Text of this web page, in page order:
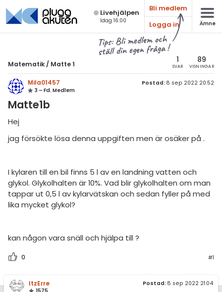
Live­hjälpen
Idag 16:00
Bli medlem
Logga in
Ämne
Tips: Bli medlem och
ställ din egen fråga !
Matematik / Matte 1 1
SVAR
89
VISNINGAR
Mila01457
3 – Fd. Medlem
Postad: 8 sep 2022 20:52
Matte1b
Hej
jag försökte lösa denna uppgiften men är osäker på .
I kylaren till en bil finns 5 l av en landning vatten och
glykol. Glykolhalten är 10%. Vad blir glykolhalten om man
tappar ut 0,5 l av kylarvätskan och sedan fyller på med
lika mycket glykol?
kan någon vara snäll och hjälpa till ?
0 #1
ItzErre Postad: 8 sep 2022 21:04
Alla ämnen
Alla trådar
7
Matematik
Matte 1
Algebra
Geometri
Procent
3
4
högskolan
& Bygg
språk
ämnen
diskussioner